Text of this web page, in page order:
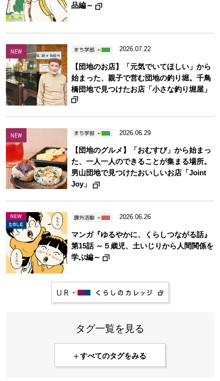
品編～
2026.07.22
【団地のお店】「元気でいてほしい」から
始まった、親子で営む団地の釣り堀。千鳥
橋団地で見つけたお店「小さな釣り堀屋」
2026.06.29
【団地のグルメ】「おむすび」から始まっ
た、一人一人のできることが集まる場所。
男山団地で見つけたおいしいお店「Joint
Joy」
2026.06.26
マンガ『ゆるやかに、くらしつながる話』
第15話 ～５歳児、土いじりから人間関係を
学ぶ編～
タグ一覧を見る
すべてのタグをみる